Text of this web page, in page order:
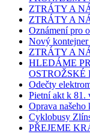
ZTRÁTY A
ZTRÁTY A
Oznámení pro
Nový kontejner
ZTRÁTY A
HLEDÁME
OSTROŽSKÉ
Odečty
Pietní akt k 81.
Oprava našeho
Cyklobusy
PŘEJEME